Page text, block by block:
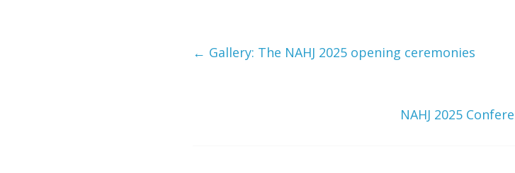
← Gallery: The NAHJ 2025 opening ceremonies
NAHJ 2025